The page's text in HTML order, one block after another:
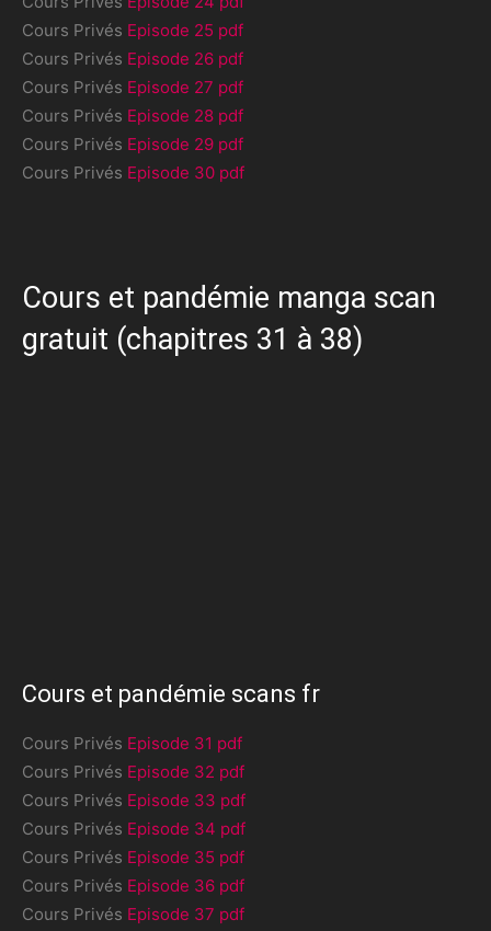
Cours Privés Episode 25 pdf
Cours Privés Episode 26 pdf
Cours Privés Episode 27 pdf
Cours Privés Episode 28 pdf
Cours Privés Episode 29 pdf
Cours Privés Episode 30 pdf
Cours et pandémie manga scan
gratuit (chapitres 31 à 38)
Cours et pandémie scans fr
Cours Privés Episode 31 pdf
Cours Privés Episode 32 pdf
Cours Privés Episode 33 pdf
Cours Privés Episode 34 pdf
Cours Privés Episode 35 pdf
Cours Privés Episode 36 pdf
Cours Privés Episode 37 pdf